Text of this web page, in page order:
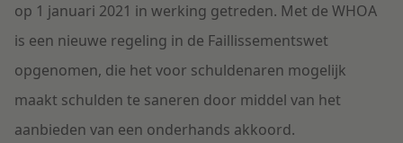
op 1 januari 2021 in werking getreden. Met de WHOA
is een nieuwe regeling in de Faillissementswet
opgenomen, die het voor schuldenaren mogelijk
maakt schulden te saneren door middel van het
aanbieden van een onderhands akkoord.